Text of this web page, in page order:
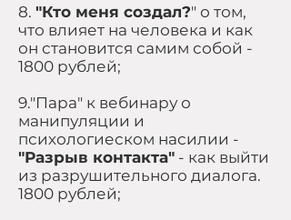
8. "Кто меня создал?" о том,
что влияет на человека и как
он становится самим собой -
1800 рублей;
9."Пара" к вебинару о
манипуляции и
психологиеском насилии -
"Разрыв контакта" - как выйти
из разрушительного диалога.
1800 рублей;